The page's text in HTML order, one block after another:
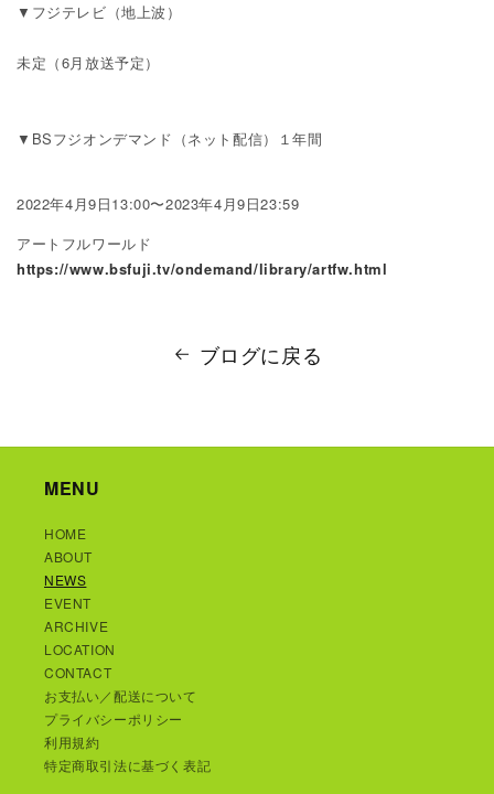
▼フジテレビ（地上波）
未定（6月放送予定）
▼BSフジオンデマンド（ネット配信）１年間
2022年4月9日13:00〜2023年4月9日23:59
アートフルワールド
https://www.bsfuji.tv/ondemand/library/artfw.html
ブログに戻る
MENU
HOME
ABOUT
NEWS
EVENT
ARCHIVE
LOCATION
CONTACT
お支払い／配送について
プライバシーポリシー
利用規約
特定商取引法に基づく表記